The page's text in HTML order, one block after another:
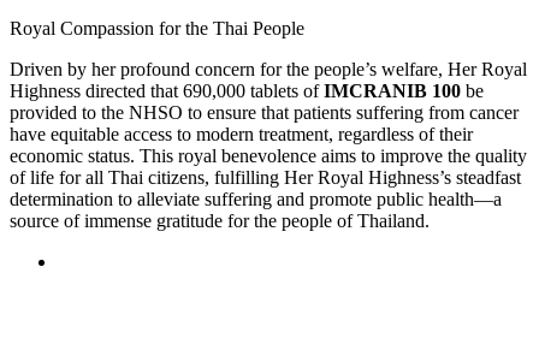
Royal Compassion for the Thai People
Driven by her profound concern for the people’s welfare, Her Royal
Highness directed that 690,000 tablets ofIMCRANIB 100 be
provided to the NHSO to ensure that patients suffering from cancer
have equitable access to modern treatment, regardless of their
economic status. This royal benevolence aims to improve the quality
of life for all Thai citizens, fulfilling Her Royal Highness’s steadfast
determination to alleviate suffering and promote public health—a
source of immense gratitude for the people of Thailand.